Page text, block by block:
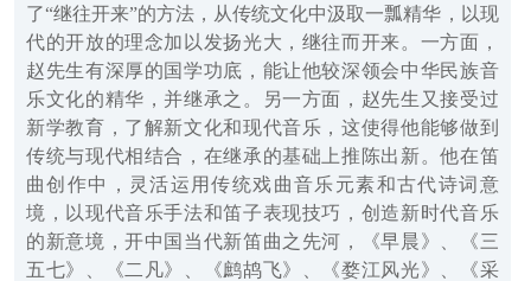
了“继往开来”的方法，从传统文化中汲取一瓢精华，以现
代的开放的理念加以发扬光大，继往而开来。一方面，
赵先生有深厚的国学功底，能让他较深领会中华民族音
乐文化的精华，并继承之。另一方面，赵先生又接受过
新学教育，了解新文化和现代音乐，这使得他能够做到
传统与现代相结合，在继承的基础上推陈出新。他在笛
曲创作中，灵活运用传统戏曲音乐元素和古代诗词意
境，以现代音乐手法和笛子表现技巧，创造新时代音乐
的新意境，开中国当代新笛曲之先河，《早晨》、《三
五七》、《二凡》、《鹧鸪飞》、《婺江风光》、《采